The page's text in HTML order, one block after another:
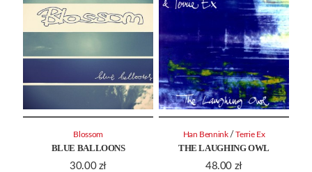
BLUE BALLOONS
30.00 zł
Blossom
THE LAUGHING OWL
48.00 zł
Han Bennink /Terrie Ex